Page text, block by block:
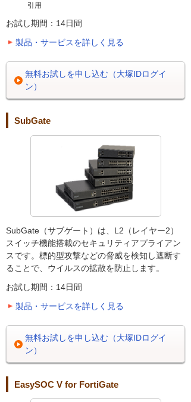
引用
お試し期間：14日間
製品・サービスを詳しく見る
無料お試しを申し込む（大塚IDログイ
ン）
SubGate
SubGate（サブゲート）は、L2（レイヤー2）
スイッチ機能搭載のセキュリティアプライアン
スです。標的型攻撃などの脅威を検知し遮断す
ることで、ウイルスの拡散を防止します。
お試し期間：14日間
製品・サービスを詳しく見る
無料お試しを申し込む（大塚IDログイ
ン）
EasySOC V for FortiGate